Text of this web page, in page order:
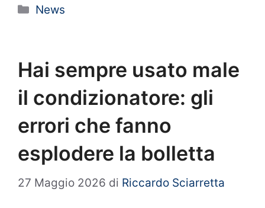
Categorie
News
Hai sempre usato male
il condizionatore: gli
errori che fanno
esplodere la bolletta
27 Maggio 2026 di Riccardo Sciarretta